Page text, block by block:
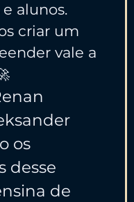
alunos.
criar um
vale a
os
desse
de